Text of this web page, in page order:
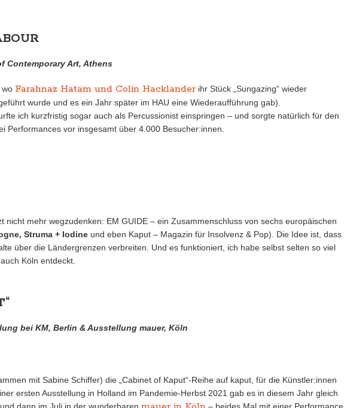
Contemporary Art, Athens
wo Farahnaz Hatam und Colin Hacklanderihr Stück „Sungazing“ wieder
wurde und es ein Jahr später im HAU eine Wiederaufführung gab).
ich kurzfristig sogar auch als Percussionist einspringen – und sorgte natürlich für den
vor insgesamt über 4.000 Besucher:innen.
mehr wegzudenken: EM GUIDE – ein Zusammenschluss von sechs europäischen
Struma + Iodine und eben Kaput – Magazin für Insolvenz & Pop). Die Idee ist, dass
über die Ländergrenzen verbreiten. Und es funktioniert, ich habe selbst selten so viel
Köln entdeckt.
bei KM, Berlin & Ausstellung mauer, Köln
mit Sabine Schiffer) die „Cabinet of Kaput“-Reihe auf kaput, für die Künstler:innen
ersten Ausstellung in Holland im Pandemie-Herbst 2021 gab es in diesem Jahr gleich